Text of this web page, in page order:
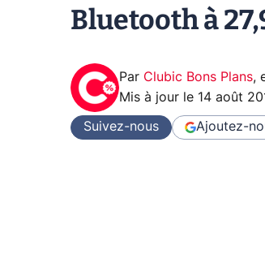
Bluetooth à
Par Clubic Bons Plans,
Mis à jour le 14 août
Suivez-nous Ajoutez-